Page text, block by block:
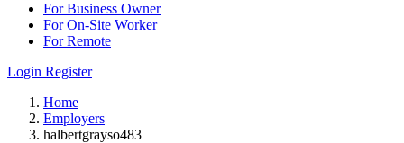
For Business Owner
For On-Site Worker
For Remote
Login Register
Home
Employers
halbertgrayso483